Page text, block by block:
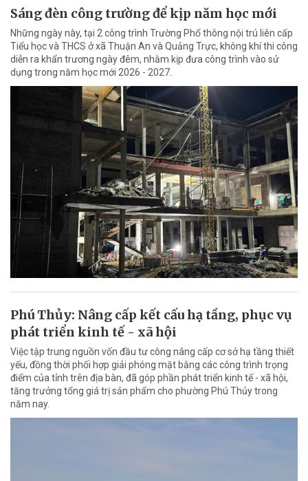
Sáng đèn công trường để kịp năm học mới
Những ngày này, tại 2 công trình Trường Phổ thông nội trú liên cấp
Tiểu học và THCS ở xã Thuận An và Quảng Trực, không khí thi công
diễn ra khẩn trương ngày đêm, nhằm kịp đưa công trình vào sử
dụng trong năm học mới 2026 - 2027.
Phú Thủy: Nâng cấp kết cấu hạ tầng, phục vụ
phát triển kinh tế - xã hội
Việc tập trung nguồn vốn đầu tư công nâng cấp cơ sở hạ tầng thiết
yếu, đồng thời phối hợp giải phóng mặt bằng các công trình trọng
điểm của tỉnh trên địa bàn, đã góp phần phát triển kinh tế - xã hội,
tăng trưởng tổng giá trị sản phẩm cho phường Phú Thủy trong
năm nay.